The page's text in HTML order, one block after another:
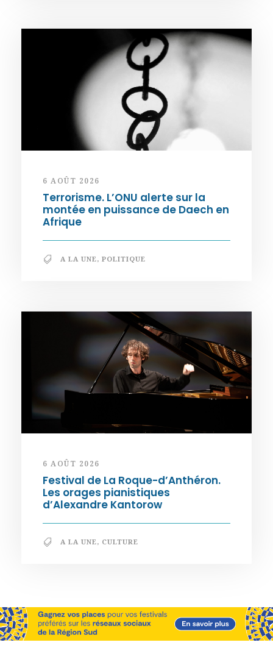
6 AOÛT 2026
Terrorisme. L’ONU alerte sur la
montée en puissance de Daech en
Afrique
A LA UNE, POLITIQUE
6 AOÛT 2026
Festival de La Roque-d’Anthéron.
Les orages pianistiques
d’Alexandre Kantorow
A LA UNE, CULTURE